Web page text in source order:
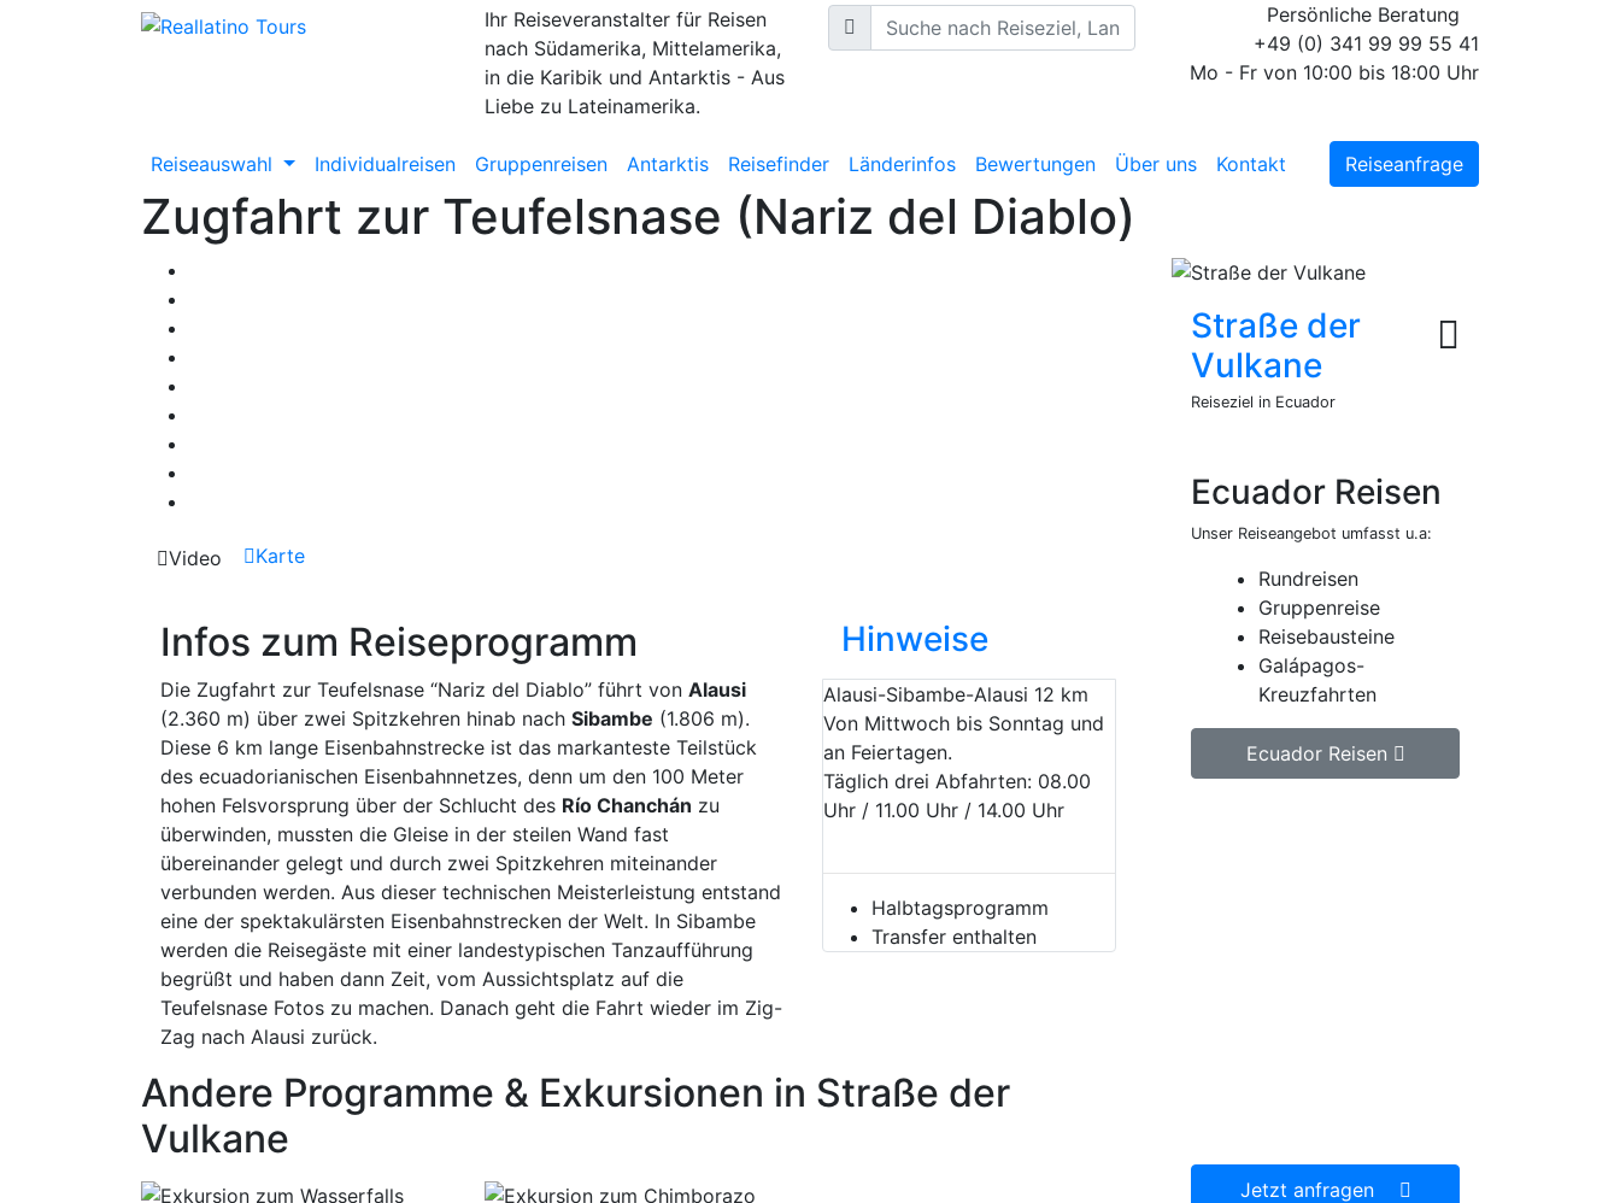
Ihr Reiseveranstalter für Reisen
nach Südamerika, Mittelamerika,
in die Karibik und Antarktis - Aus
Liebe zu Lateinamerika.
Persönliche Beratung
+49 (0) 341 99 99 55 41
Mo - Fr von 10:00 bis 18:00 Uhr
Reiseauswahl Individualreisen Gruppenreisen Antarktis Reisefinder Länderinfos Bewertungen Über uns Kontakt Reiseanfrage
Zugfahrt zur Teufelsnase (Nariz del Diablo)
Video Karte
Infos zum Reiseprogramm
Die Zugfahrt zur Teufelsnase “Nariz del Diablo” führt von Alausi
(2.360 m) über zwei Spitzkehren hinab nach Sibambe (1.806 m).
Diese 6 km lange Eisenbahnstrecke ist das markanteste Teilstück
des ecuadorianischen Eisenbahnnetzes, denn um den 100 Meter
hohen Felsvorsprung über der Schlucht des Río Chanchán zu
überwinden, mussten die Gleise in der steilen Wand fast
übereinander gelegt und durch zwei Spitzkehren miteinander
verbunden werden. Aus dieser technischen Meisterleistung entstand
eine der spektakulärsten Eisenbahnstrecken der Welt. In Sibambe
werden die Reisegäste mit einer landestypischen Tanzaufführung
begrüßt und haben dann Zeit, vom Aussichtsplatz auf die
Teufelsnase Fotos zu machen. Danach geht die Fahrt wieder im Zig-
Zag nach Alausi zurück.
Hinweise
Alausi-Sibambe-Alausi 12 km
Von Mittwoch bis Sonntag und
an Feiertagen.
Täglich drei Abfahrten: 08.00
Uhr / 11.00 Uhr / 14.00 Uhr
Halbtagsprogramm
Transfer enthalten
Andere Programme & Exkursionen in Straße der
Vulkane
Straße der
Vulkane
Reiseziel in Ecuador
Ecuador Reisen
Unser Reiseangebot umfasst u.a:
Rundreisen
Gruppenreise
Reisebausteine
Galápagos-
Kreuzfahrten
Ecuador Reisen
Jetzt anfragen